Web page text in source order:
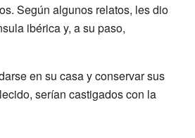
Según algunos relatos, les dio
ibérica y, a su paso,
en su casa y conservar sus
serían castigados con la